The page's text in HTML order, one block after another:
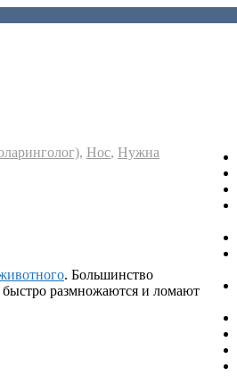
, Нос, Нужна
. Большинство
размножаются и ломают